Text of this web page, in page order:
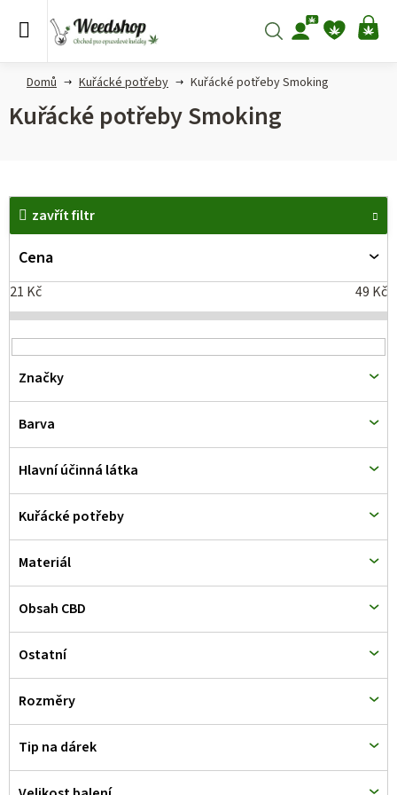
Hledat
Domů Kuřácké potřeby Kuřácké potřeby Smoking
Kuřácké potřeby Smoking
zavřít filtr
Cena
21 Kč 49 Kč
Značky
Barva
Hlavní účinná látka
Kuřácké potřeby
Materiál
Obsah CBD
Ostatní
Rozměry
Tip na dárek
V
p
i
s
p
r
o
d
u
k
t
ů